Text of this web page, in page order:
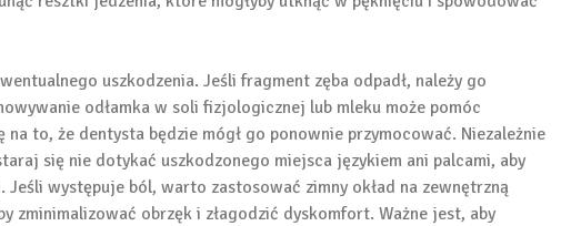
uszkodzenia. Jeśli fragment zęba odpadł, należy go
odłamka w soli fizjologicznej lub mleku może pomóc
to, że dentysta będzie mógł go ponownie przymocować. Niezależnie
się nie dotykać uszkodzonego miejsca językiem ani palcami, aby
występuje ból, warto zastosować zimny okład na zewnętrzną
zminimalizować obrzęk i złagodzić dyskomfort. Ważne jest, aby